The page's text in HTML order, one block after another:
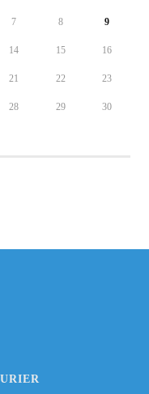
7 8 9
14 15 16
21 22 23
28 29 30